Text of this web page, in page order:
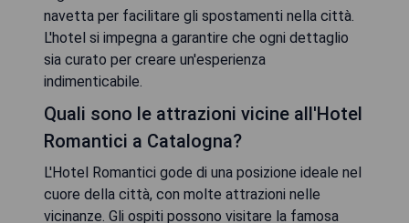
navetta per facilitare gli spostamenti nella città.
L'hotel si impegna a garantire che ogni dettaglio
sia curato per creare un'esperienza
indimenticabile.
Quali sono le attrazioni vicine all'Hotel
Romantici a Catalogna?
L'Hotel Romantici gode di una posizione ideale nel
cuore della città, con molte attrazioni nelle
vicinanze. Gli ospiti possono visitare la famosa